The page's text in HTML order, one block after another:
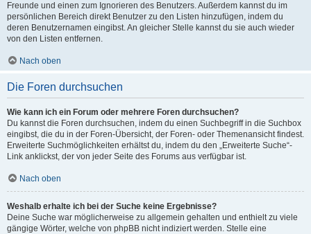
Freunde und einen zum Ignorieren des Benutzers. Außerdem kannst du im
persönlichen Bereich direkt Benutzer zu den Listen hinzufügen, indem du
deren Benutzernamen eingibst. An gleicher Stelle kannst du sie auch wieder
von den Listen entfernen.
Nach oben
Die Foren durchsuchen
Wie kann ich ein Forum oder mehrere Foren durchsuchen?
Du kannst die Foren durchsuchen, indem du einen Suchbegriff in die Suchbox
eingibst, die du in der Foren-Übersicht, der Foren- oder Themenansicht findest.
Erweiterte Suchmöglichkeiten erhältst du, indem du den „Erweiterte Suche“-
Link anklickst, der von jeder Seite des Forums aus verfügbar ist.
Nach oben
Weshalb erhalte ich bei der Suche keine Ergebnisse?
Deine Suche war möglicherweise zu allgemein gehalten und enthielt zu viele
gängige Wörter, welche von phpBB nicht indiziert werden. Stelle eine